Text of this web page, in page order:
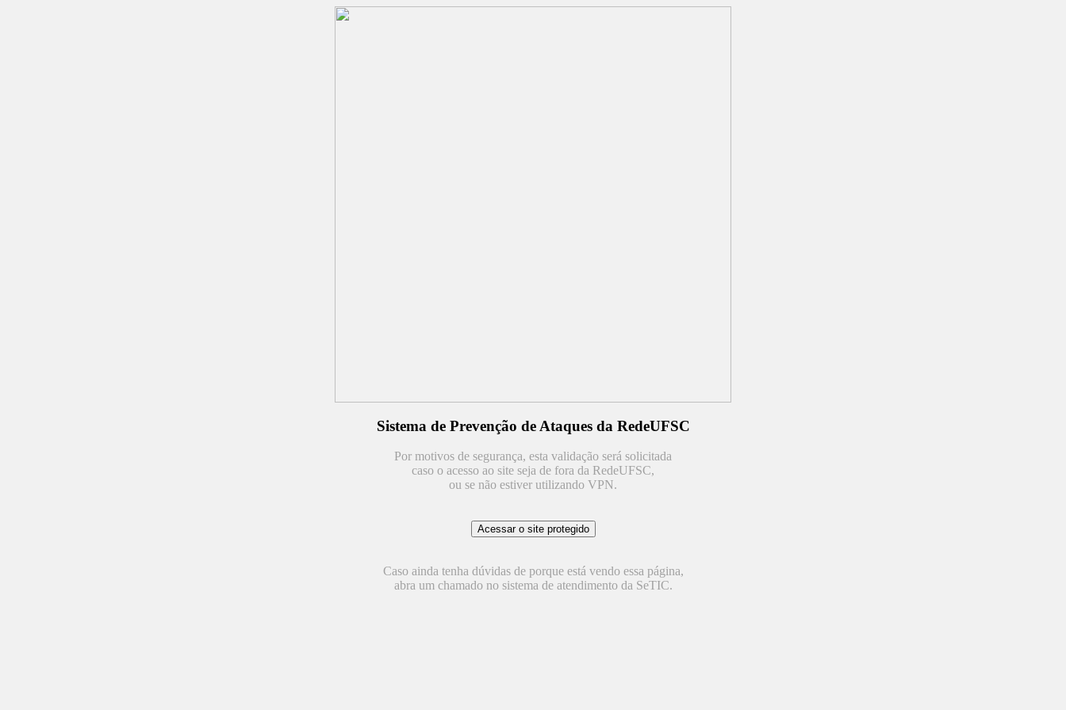
Sistema de Prevenção de Ataques da RedeUFSC
Por motivos de segurança, esta validação será solicitada
caso o acesso ao site seja de fora da RedeUFSC,
ou se não estiver utilizando VPN.
Caso ainda tenha dúvidas de porque está vendo essa página,
abra um chamado no sistema de atendimento da SeTIC.